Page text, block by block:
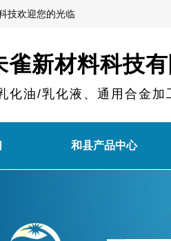
技欢迎您的光临
雀新材料科技有
化油/乳化液、通用合金
和县产品中心